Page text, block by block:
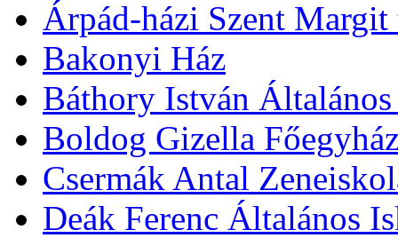
Árpád-házi Szent
Bakonyi Ház
Báthory István
Boldog Gizella
Csermák Antal
Deák Ferenc Általános